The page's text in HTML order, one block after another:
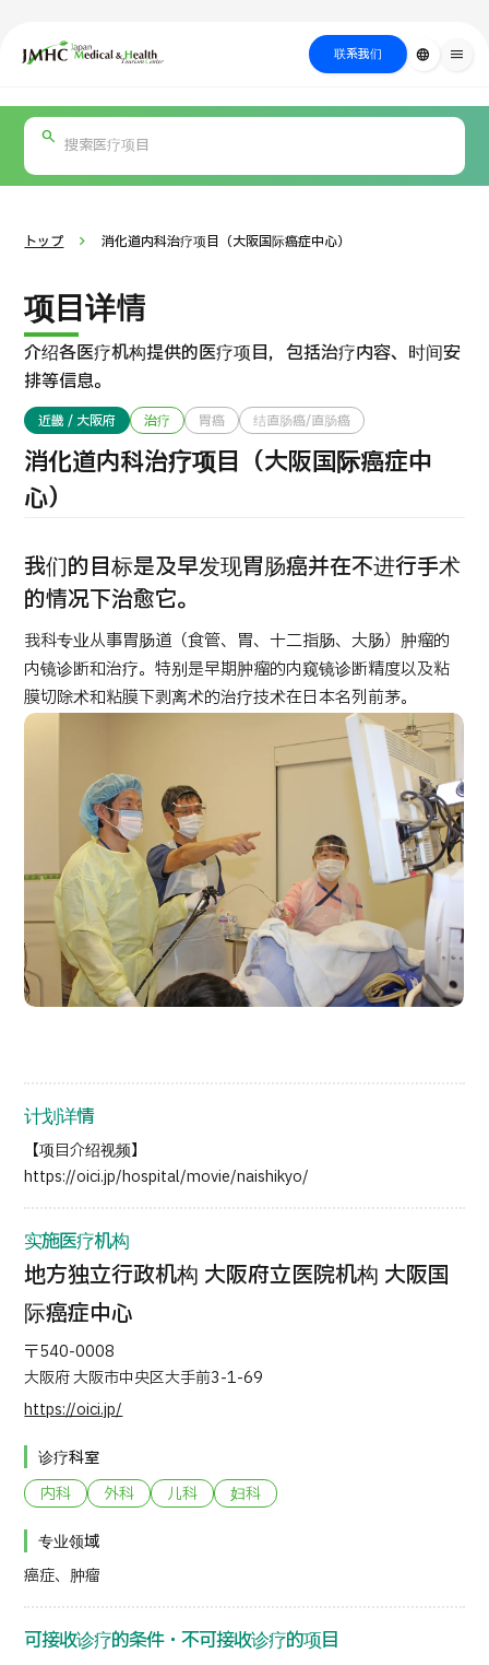
日本医疗健康雅旅中心（JMHC） 联系我们 language menu
关于日本医疗
按部位・疾
病搜索
方法搜索
医疗
关于JMHC
面向国际患者
关于日本医疗
就诊流程
医疗项目检索
按部位・疾病搜索
内容精选
新闻
面向医疗机构
个人信息保护政策
公司指南与政策
JTB治理
PICK UP PROGRAM
国际 第二医疗意见（湘南镰仓综合医院）
治療
2026.01.12
トップ 消化道内科治疗项目（大阪国际癌症中心）
项目详情
介绍各医疗机构提供的医疗项目，包括治疗内容、时间安
排等信息。
近畿 / 大阪府 治疗 胃癌 结直肠癌/直肠癌
消化道内科治疗项目（大阪国际癌症中
心）
我们的目标是及早发现胃肠癌并在不进行手术
的情况下治愈它。
我科专业从事胃肠道（食管、胃、十二指肠、大肠）肿瘤的
内镜诊断和治疗。特别是早期肿瘤的内窥镜诊断精度以及粘
膜切除术和粘膜下剥离术的治疗技术在日本名列前茅。
计划详情
【项目介绍视频】
https://oici.jp/hospital/movie/naishikyo/
实施医疗机构
地方独立行政机构 大阪府立医院机构 大阪国
际癌症中心
〒540-0008
大阪府 大阪市中央区大手前3-1-69
https://oici.jp/
诊疗科室
内科
外科 儿科 妇科
专业领域
癌症、肿瘤
可接收诊疗的条件・不可接收诊疗的项目